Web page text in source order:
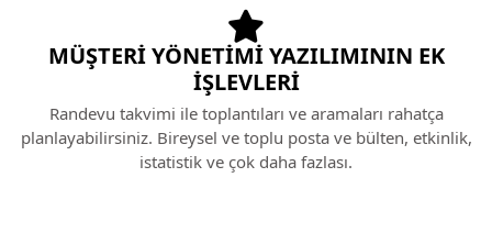
MÜŞTERI YÖNETIMI YAZILIMININ EK
IŞLEVLERI
Randevu takvimi ile toplantıları ve aramaları rahatça
planlayabilirsiniz. Bireysel ve toplu posta ve bülten, etkinlik,
istatistik ve çok daha fazlası.